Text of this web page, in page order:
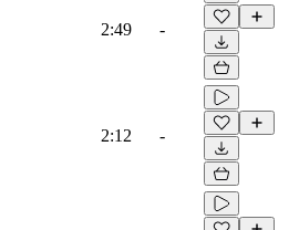
2:49 -
2:12 -